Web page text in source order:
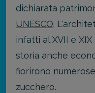
dichiarata
UNESCO.
infatti al XVII e
storia anche
fiorirono
zucchero.